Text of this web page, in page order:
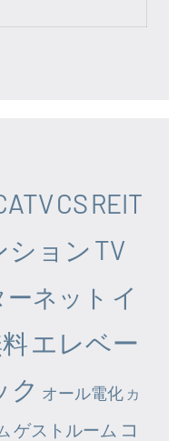
CSREIT
ション TV
ネット イ
エレベー
ク オール電化 カ
ゲストルーム コ